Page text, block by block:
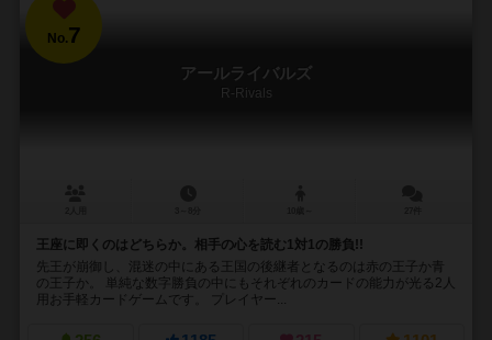
No.7
アールライバルズ
R-Rivals
王座に即くのはどちらか。相手の心を読む1対1の勝負!!
先王が崩御し、混迷の中にある王国の後継者となるのは赤の王子か青
の王子か。 単純な数字勝負の中にもそれぞれのカードの能力が光る2人
用お手軽カードゲームです。 プレイヤー...